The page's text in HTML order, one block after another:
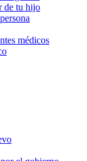
de tu hijo
médicos